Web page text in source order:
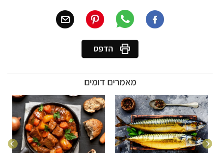
מאמרים דומים